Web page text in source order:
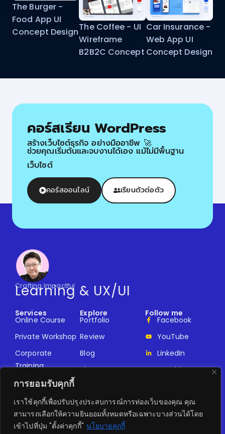
การยอมรับคุกกี้
เราใช้คุกกี้เพื่อปรับปรุงประสบการณ์การท่องเว็บของคุณ คุณ
สามารถเลือกให้ความยินยอมทั้งหมดหรือเฉพาะบางส่วนได้โดย
เข้าไปที่ปุ่ม "ตั้งค่าคุกกี้" นโยบายคุกกี้
The Burger -
Food App UI
Concept DesignThe Coffee - UI
Wireframe
B2B2C Concept
Car Insurance -
Web App UI
Concept Design
คอร์สเรียน WordPress
สร้างเว็บไซต์ธุรกิจ อย่างมืออาชีพ 🚀
ช่วยคุณเริ่มต้นและจบงานได้เอง แม้ไม่มีพื้นฐาน
เว็บไซต์
คอร์สออนไลน์ เรียนตัวต่อตัว
Follow me
Facebook
YouTube
LinkedIn
Kanchita
Webmonster
Lab
Services
Online Course
Private Workshop
Corporate
Training
Guest Lecturer
Pricing
Explore
Portfolio
Review
Blog
About
Crafting Impactful
Learning & UX/UI